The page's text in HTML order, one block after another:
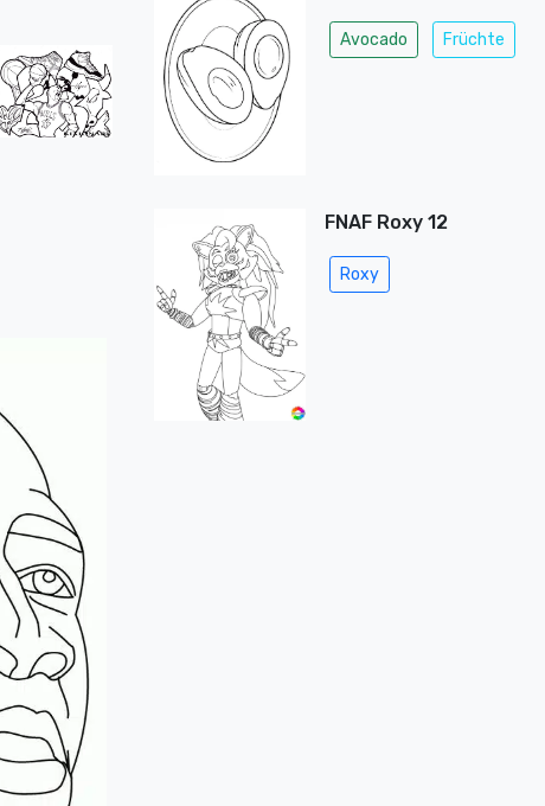
Avocado Früchte
FNAF Roxy 12
Roxy